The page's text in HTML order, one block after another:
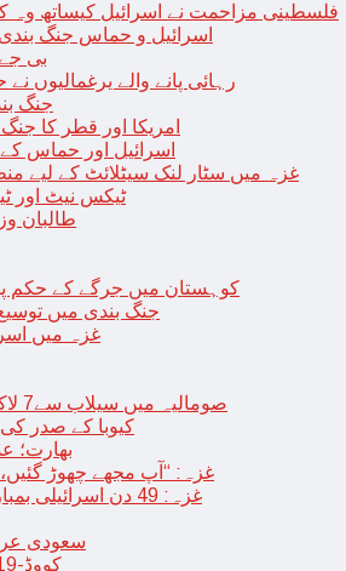
فلسطینی مزاحمت نے اسرائیل کیساتھ وہ
اسرائیل و حماس جنگ بندی میں 2 روز کی توسیع، حماس نے مزید 11
بی جے
رہائی پانے والے یرغمالیوں
جنگ
امریکا اور قطر کا
اسرائیل اور حماس
غزہ میں سٹار لنک سیٹلائٹ کے لیے
ٹیکس نیٹ اور
طالبان
< > کوہستان میں جرگے کے حکم
جنگ بندی میں
غزہ میں
صومالیہ میں سیلاب سے7 لاکھ افراد بے گھر،بڑے پیمانے پر زرعی زمین تباہ، پل بھی بہہ گئے
کیوبا کے صدر
بھارت؛
غزہ: “آپ مجھے چھوڑ
غزہ: 49 دن اسرائیلی بمباری کے بعد عارضی جنگ بندی، فلسطینیوں کی اپنے گھر واپسی
سعودی
کووڈ-19 کے بعد چین میں ایک اور پُراسرار قسم کی بیماری پھیلنے لگی